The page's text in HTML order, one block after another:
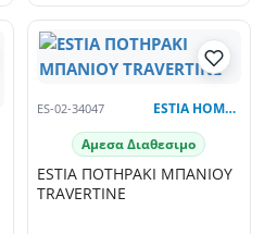
ES-02-34047 ESTIA HOME ART
Αμεσα Διαθεσιμο
ESTIA ΠΟΤΗΡΑΚΙ ΜΠΑΝΙΟΥ
TRAVERTINE